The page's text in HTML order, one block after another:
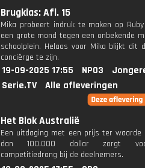
Brugklas: Afl. 15
Mika probeert indruk te maken op
een grote mond tegen een onbekende
schoolplein. Helaas voor Mika blijkt dit
conciërge te zijn.
19-09-2025 17:55 NPO3
Serie.TV
Alle afleveringen
Het Blok Australië
Een uitdaging met een prijs ter waarde
dan 100.000 dollar zorgt
competitiedrang bij de deelnemers.